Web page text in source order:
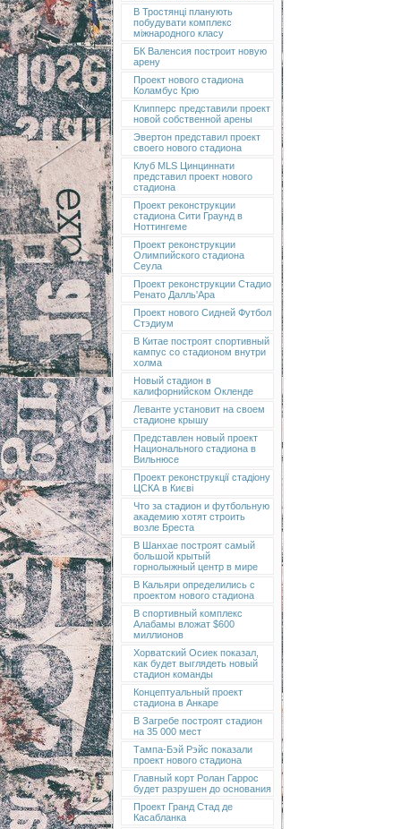
В Тростянці планують
побудувати комплекс
міжнародного класу
БК Валенсия построит новую
арену
Проект нового стадиона
Коламбус Крю
Клипперс представили проект
новой собственной арены
Эвертон представил проект
своего нового стадиона
Клуб MLS Цинциннати
представил проект нового
стадиона
Проект реконструкции
стадиона Сити Граунд в
Ноттингеме
Проект реконструкции
Олимпийского стадиона
Сеула
Проект реконструкции Стадио
Ренато Далль'Ара
Проект нового Сидней Футбол
Стэдиум
В Китае построят спортивный
кампус со стадионом внутри
холма
Новый стадион в
калифорнийском Окленде
Леванте установит на своем
стадионе крышу
Представлен новый проект
Национального стадиона в
Вильнюсе
Проект реконструкції стадіону
ЦСКА в Києві
Что за стадион и футбольную
академию хотят строить
возле Бреста
В Шанхае построят самый
большой крытый
горнолыжный центр в мире
В Кальяри определились с
проектом нового стадиона
В спортивный комплекс
Алабамы вложат $600
миллионов
Хорватский Осиек показал,
как будет выглядеть новый
стадион команды
Концептуальный проект
стадиона в Анкаре
В Загребе построят стадион
на 35 000 мест
Тампа-Бэй Рэйс показали
проект нового стадиона
Главный корт Ролан Гаррос
будет разрушен до основания
Проект Гранд Стад де
Касабланка